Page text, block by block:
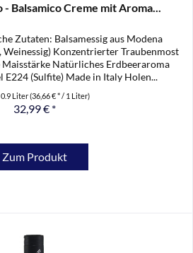
- Balsamico Creme mit Aroma...
Zutaten: Balsamessig aus Modena
Weinessig) Konzentrierter Traubenmost
Natürliches Erdbeeraroma
(Sulfite) Made in Italy Holen...
0.9 Liter(36,66 € * / 1 Liter)
32,99 € *
Zum Produkt